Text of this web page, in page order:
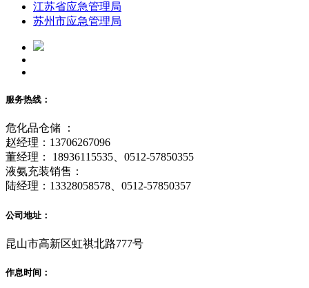
江苏省应急管理局
苏州市应急管理局
服务热线：
危化品仓储 ：
赵经理：13706267096
董经理： 18936115535、0512-57850355
液氨充装销售：
陆经理：13328058578、0512-57850357
公司地址：
昆山市高新区虹祺北路777号
作息时间：